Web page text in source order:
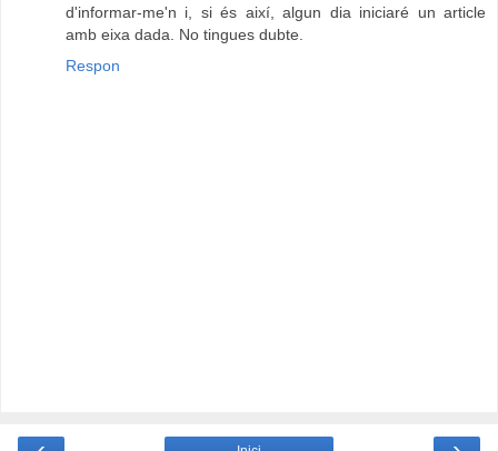
d'informar-me'n i, si és així, algun dia iniciaré un article
amb eixa dada. No tingues dubte.
Respon